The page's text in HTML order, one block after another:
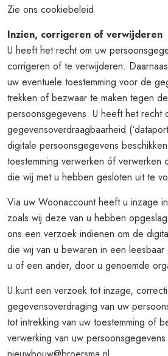
Zie ons cookiebeleid
Inzien, corrigeren of verwijderen
U heeft het recht om uw
corrigeren of te verwijderen.
uw eventuele toestemming voor de
trekken of bezwaar te maken tegen
persoonsgegevens. U heeft het recht
gegevensoverdraagbaarheid
digitale persoonsgegevens
toestemming verwerken óf verwerken
die wij met u hebben gesloten uit te
Via uw Woonaccount heeft u inzage
zoals wij deze van u hebben
ons een verzoek indienen om de
die wij van u bewaren in een leesbaar
u of een ander, door u genoemde
U kunt een verzoek tot inzage,
gegevensoverdraging van uw
tot intrekking van uw toestemming of
verwerking van uw